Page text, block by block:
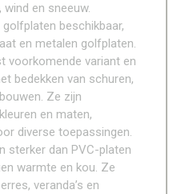
en sneeuw.
beschikbaar,
en metalen golfplaten.
voorkomende variant en
bedekken van schuren,
Ze zijn
en maten,
diverse toepassingen.
sterker dan PVC-platen
warmte en kou. Ze
veranda’s en